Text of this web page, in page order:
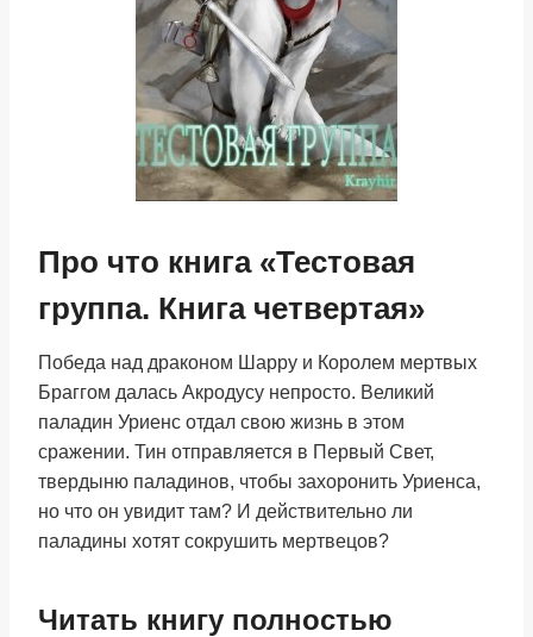
Про что книга «Тестовая
группа. Книга четвертая»
Победа над драконом Шарру и Королем мертвых
Браггом далась Акродусу непросто. Великий
паладин Уриенс отдал свою жизнь в этом
сражении. Тин отправляется в Первый Свет,
твердыню паладинов, чтобы захоронить Уриенса,
но что он увидит там? И действительно ли
паладины хотят сокрушить мертвецов?
Читать книгу полностью